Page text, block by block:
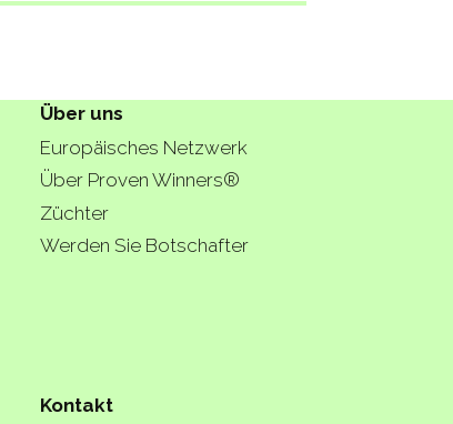
Über uns
Europäisches Netzwerk
Über Proven Winners®
Züchter
Werden Sie Botschafter
Kontakt